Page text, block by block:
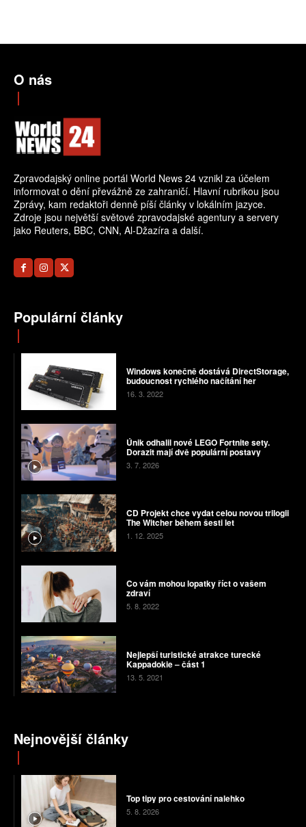
O nás
Zpravodajský online portál World News 24 vznikl za účelem
informovat o dění převážně ze zahraničí. Hlavní rubrikou jsou
Zprávy, kam redaktoři denně píší články v lokálním jazyce.
Zdroje jsou největší světové zpravodajské agentury a servery
jako Reuters, BBC, CNN, Al-Džazíra a další.
Populární články
Windows konečně dostává DirectStorage,
budoucnost rychlého načítání her
16. 3. 2022
Únik odhalil nové LEGO Fortnite sety.
Dorazit mají dvě populární postavy
3. 7. 2026
CD Projekt chce vydat celou novou trilogii
The Witcher během šesti let
1. 12. 2025
Co vám mohou lopatky říct o vašem
zdraví
5. 8. 2022
Nejlepší turistické atrakce turecké
Kappadokie – část 1
13. 5. 2021
Nejnovější články
Top tipy pro cestování nalehko
5. 8. 2026